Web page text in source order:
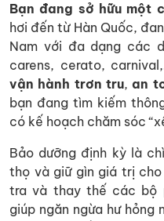
Bạn đang sở hữu một
hơi đến từ Hàn Quốc,
Nam với đa dạng các
carens, cerato,
vận hành trơn tru,an
bạn đang tìm kiếm
có kế hoạch chăm sóc
Bảo dưỡng định kỳ là
thọ và giữ gìn giá trị
tra và thay thế các bộ
giúp ngăn ngừa hư hỏng